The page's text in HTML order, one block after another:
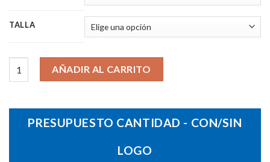
TALLA
Cortavientos Shift cantidad
AÑADIR AL CARRITO
PRESUPUESTO CANTIDAD - CON/SIN
LOGO